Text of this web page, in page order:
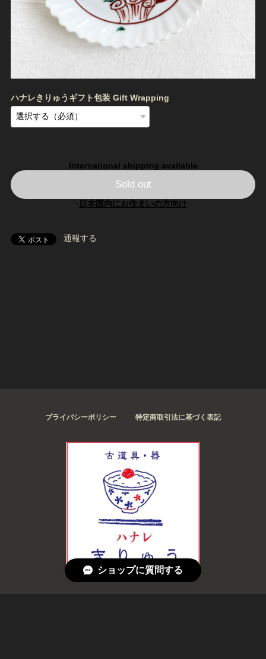
ハナレきりゅうギフト包装 Gift Wrapping
International shipping available
Sold out
日本国内にお住まいの方向け
通報する
プライバシーポリシー 特定商取引法に基づく表記
ショップに質問する